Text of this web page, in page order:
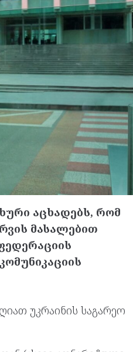
აცხადებს, რომ
მასალებით
უკრაინის საგარეო